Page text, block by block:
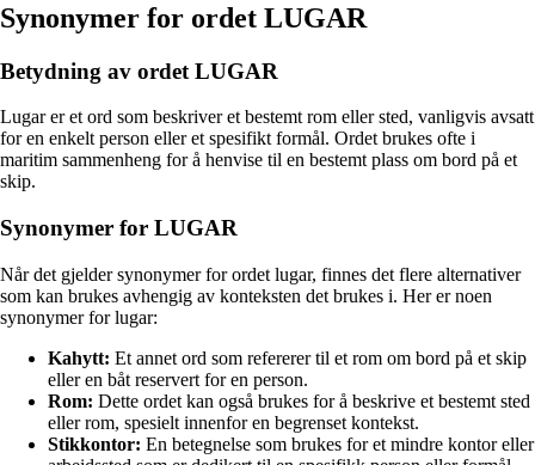
Synonymer for ordet LUGAR
Betydning av ordet LUGAR
Lugar er et ord som beskriver et bestemt rom eller sted, vanligvis avsatt
for en enkelt person eller et spesifikt formål. Ordet brukes ofte i
maritim sammenheng for å henvise til en bestemt plass om bord på et
skip.
Synonymer for LUGAR
Når det gjelder synonymer for ordet lugar, finnes det flere alternativer
som kan brukes avhengig av konteksten det brukes i. Her er noen
synonymer for lugar:
Kahytt: Et annet ord som refererer til et rom om bord på et skip
eller en båt reservert for en person.
Rom: Dette ordet kan også brukes for å beskrive et bestemt sted
eller rom, spesielt innenfor en begrenset kontekst.
Stikkontor: En betegnelse som brukes for et mindre kontor eller